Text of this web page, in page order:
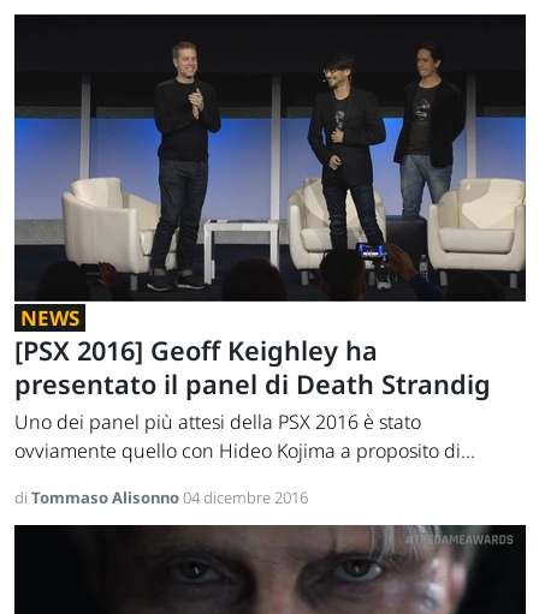
NEWS
[PSX 2016] Geoff Keighley ha
presentato il panel di Death Strandig
Uno dei panel più attesi della PSX 2016 è stato
ovviamente quello con Hideo Kojima a proposito di...
di Tommaso Alisonno04 dicembre 2016